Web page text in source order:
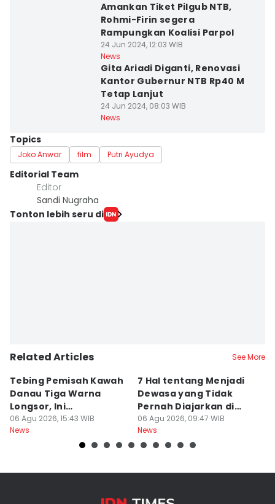
Amankan Tiket Pilgub NTB,
Rohmi-Firin segera
Rampungkan Koalisi Parpol
24 Jun 2024, 12:03 WIB
News
Gita Ariadi Diganti, Renovasi
Kantor Gubernur NTB Rp40 M
Tetap Lanjut
24 Jun 2024, 08:03 WIB
News
Topics
Joko Anwar film Putri Ayudya
Editorial Team
Editor
Sandi Nugraha
Tonton lebih seru di
Related Articles See More
Tebing Pemisah Kawah
Danau Tiga Warna
Longsor, Ini
Penyebabnya!
06 Agu 2026, 15:43 WIB
News
7 Hal tentang Menjadi
Dewasa yang Tidak
Pernah Diajarkan di
Sekolah
06 Agu 2026, 09:47 WIB
News